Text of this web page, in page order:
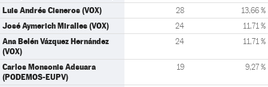
Luis Andrés Cisneros (VOX) 28 13,66 %
José Aymerich Miralles (VOX) 24 11,71 %
Ana Belén Vázquez Hernández
(VOX)
24 11,71 %
Carlos Monsonis Adsuara
(PODEMOS-EUPV)
19 9,27 %